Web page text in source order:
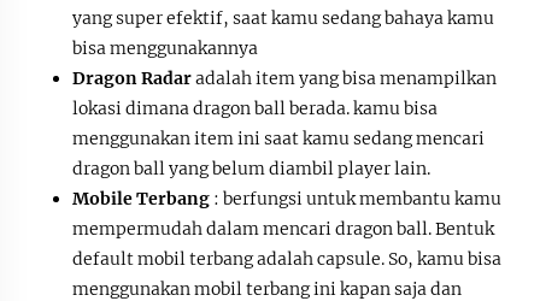
yang super efektif, saat kamu sedang bahaya kamu
bisa menggunakannya
Dragon Radaradalah item yang bisa menampilkan
lokasi dimana dragon ball berada. kamu bisa
menggunakan item ini saat kamu sedang mencari
dragon ball yang belum diambil player lain.
Mobile Terbang : berfungsi untuk membantu kamu
mempermudah dalam mencari dragon ball. Bentuk
default mobil terbang adalah capsule. So, kamu bisa
menggunakan mobil terbang ini kapan saja dan